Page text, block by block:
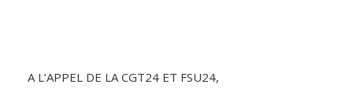
A L’APPEL DE LA CGT24 ET FSU24,